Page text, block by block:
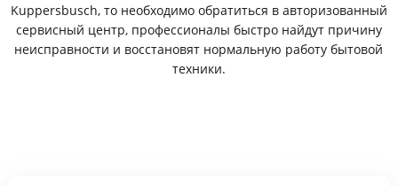
Kuppersbusch, то необходимо обратиться в авторизованный
сервисный центр, профессионалы быстро найдут причину
неисправности и восстановят нормальную работу бытовой
техники.